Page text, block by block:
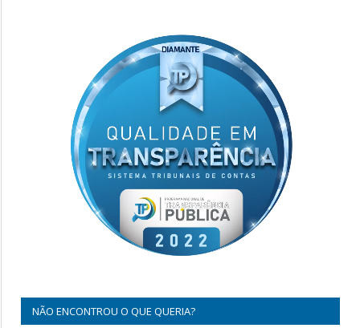
NÃO ENCONTROU O QUE QUERIA?